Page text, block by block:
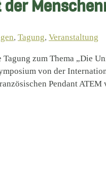
, Tagung, Veranstaltung
zum Thema „Die
von der
Pendant ATEM